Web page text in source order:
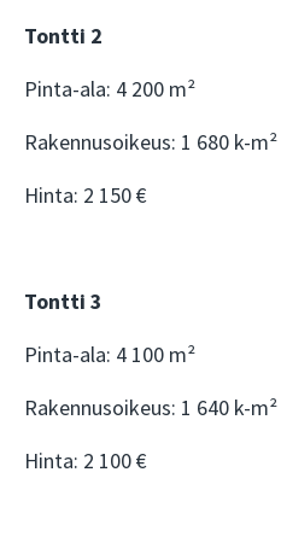
Tontti 2
Pinta-ala: 4 200 m²
Rakennusoikeus: 1 680 k-m²
Hinta: 2 150 €
Tontti 3
Pinta-ala: 4 100 m²
Rakennusoikeus: 1 640 k-m²
Hinta: 2 100 €